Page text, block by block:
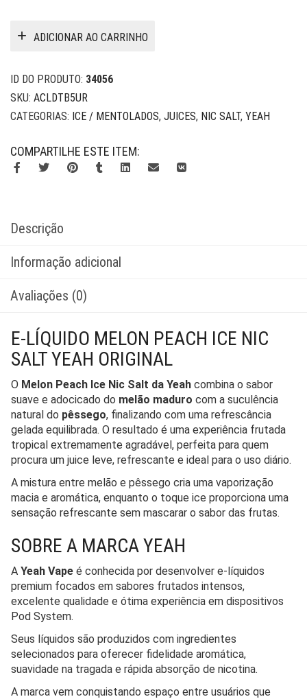
ADICIONAR AO CARRINHO
ID DO PRODUTO: 34056
SKU: ACLDTB5UR
CATEGORIAS: ICE / MENTOLADOS, JUICES, NIC SALT, YEAH
COMPARTILHE ESTE ITEM:
Descrição
Informação adicional
Avaliações (0)
E-LÍQUIDO MELON PEACH ICE NIC
SALT YEAH ORIGINAL
O Melon Peach Ice Nic Salt da Yeah combina o sabor
suave e adocicado do melão maduro com a suculência
natural do pêssego, finalizando com uma refrescância
gelada equilibrada. O resultado é uma experiência frutada
tropical extremamente agradável, perfeita para quem
procura um juice leve, refrescante e ideal para o uso diário.
A mistura entre melão e pêssego cria uma vaporização
macia e aromática, enquanto o toque ice proporciona uma
sensação refrescante sem mascarar o sabor das frutas.
SOBRE A MARCA YEAH
A Yeah Vape é conhecida por desenvolver e-líquidos
premium focados em sabores frutados intensos,
excelente qualidade e ótima experiência em dispositivos
Pod System.
Seus líquidos são produzidos com ingredientes
selecionados para oferecer fidelidade aromática,
suavidade na tragada e rápida absorção de nicotina.
A marca vem conquistando espaço entre usuários que